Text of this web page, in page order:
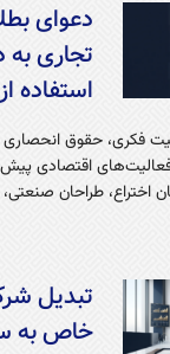
دعوای
تجاری
استفاده
فکری، حقوق انحصاری
فعالیت‌های اقتصادی
طراحان صنعتی،
تبديل
خاص به